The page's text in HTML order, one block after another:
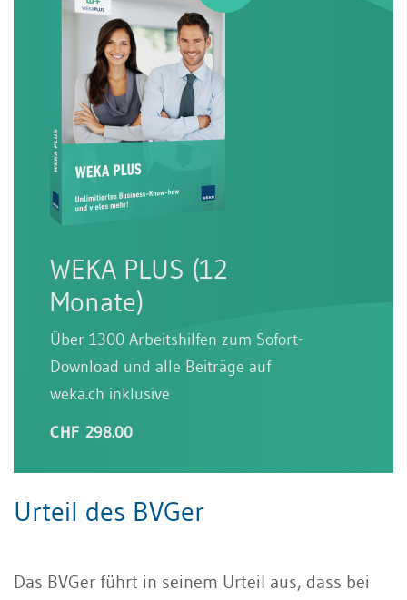
WEKA PLUS (12
Monate)
Über 1300 Arbeitshilfen zum Sofort-
Download und alle Beiträge auf
weka.ch inklusive
CHF 298.00
Urteil des BVGer
Das BVGer führt in seinem Urteil aus, dass bei